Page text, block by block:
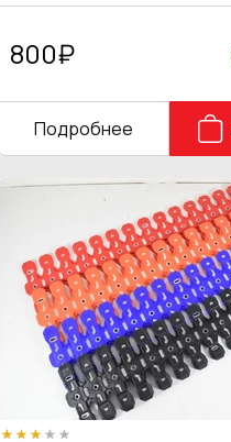
800₽
Подробнее